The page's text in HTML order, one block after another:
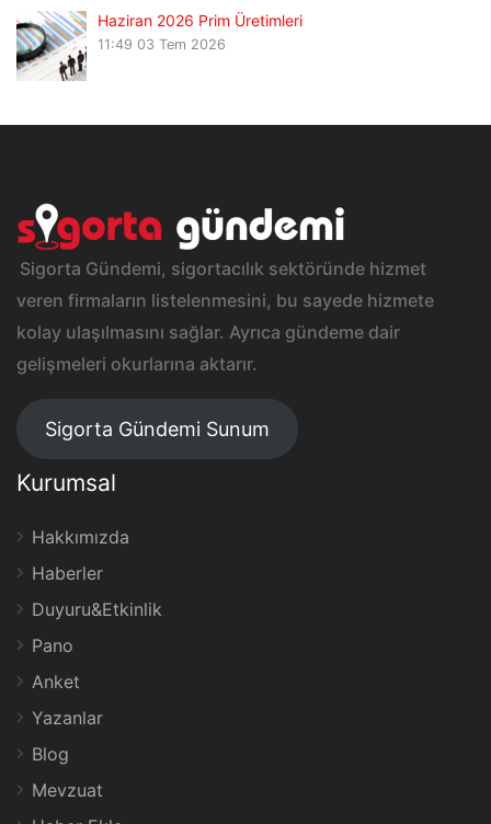
Haziran 2026 Prim Üretimleri
11:49 03 Tem 2026
Sigorta Gündemi, sigortacılık sektöründe hizmet
veren firmaların listelenmesini, bu sayede hizmete
kolay ulaşılmasını sağlar. Ayrıca gündeme dair
gelişmeleri okurlarına aktarır.
Sigorta Gündemi Sunum
Kurumsal
Hakkımızda
Haberler
Duyuru&Etkinlik
Pano
Anket
Yazanlar
Blog
Mevzuat